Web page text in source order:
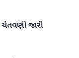
જારી